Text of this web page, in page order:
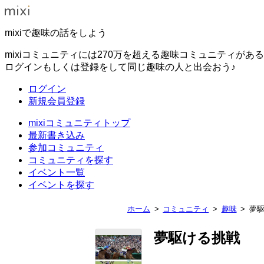
mixiで趣味の話をしよう
mixiコミュニティには270万を超える趣味コミュニティがある
ログインもしくは登録をして同じ趣味の人と出会おう♪
ログイン
新規会員登録
mixiコミュニティトップ
最新書き込み
参加コミュニティ
コミュニティを探す
イベント一覧
イベントを探す
ホーム コミュニティ 趣味 夢
夢駆ける挑戦